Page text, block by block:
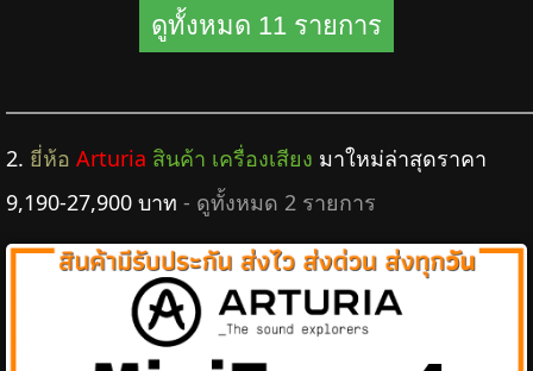
ดูทั้งหมด 11 รายการ
2. ยี่ห้อ Arturia สินค้า เครื่องเสียง มาใหม่ล่าสุดราคา
9,190-27,900 บาท - ดูทั้งหมด 2 รายการ